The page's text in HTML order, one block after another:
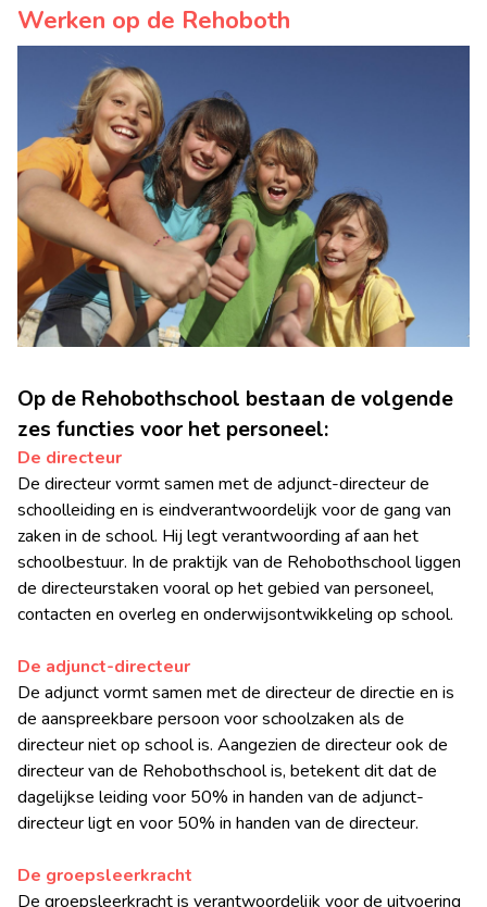
Werken op de Rehoboth
Op de Rehobothschool bestaan de volgende
zes functies voor het personeel:
De directeur
De directeur vormt samen met de adjunct-directeur de
schoolleiding en is eindverantwoordelijk voor de gang van
zaken in de school. Hij legt verantwoording af aan het
schoolbestuur. In de praktijk van de Rehobothschool liggen
de directeurstaken vooral op het gebied van personeel,
contacten en overleg en onderwijsontwikkeling op school.
De adjunct-directeur
De adjunct vormt samen met de directeur de directie en is
de aanspreekbare persoon voor schoolzaken als de
directeur niet op school is. Aangezien de directeur ook de
directeur van de Rehobothschool is, betekent dit dat de
dagelijkse leiding voor 50% in handen van de adjunct-
directeur ligt en voor 50% in handen van de directeur.
De groepsleerkracht
De groepsleerkracht is verantwoordelijk voor de uitvoering